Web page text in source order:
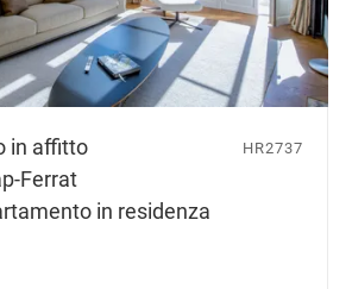
in affitto
Ferrat
in residenza
HR2737